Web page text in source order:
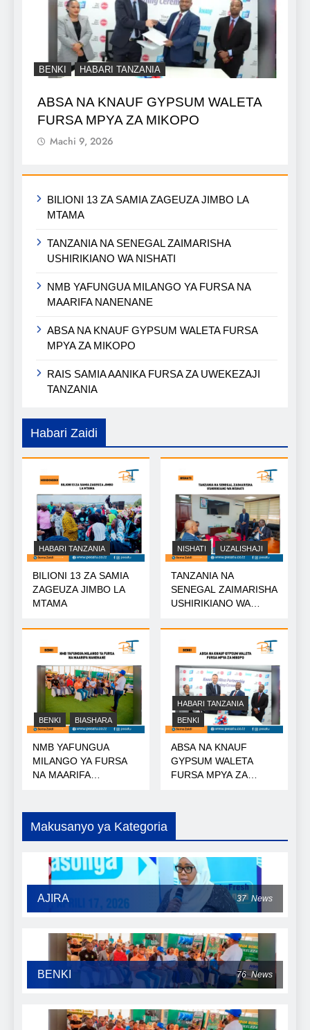
BENKI HABARI TANZANIA
ABSA NA KNAUF GYPSUM WALETA
FURSA MPYA ZA MIKOPO
Machi 9, 2026
BILIONI 13 ZA SAMIA ZAGEUZA JIMBO LA
MTAMA
TANZANIA NA SENEGAL ZAIMARISHA
USHIRIKIANO WA NISHATI
NMB YAFUNGUA MILANGO YA FURSA NA
MAARIFA NANENANE
ABSA NA KNAUF GYPSUM WALETA FURSA
MPYA ZA MIKOPO
RAIS SAMIA AANIKA FURSA ZA UWEKEZAJI
TANZANIA
Habari Zaidi
HABARI TANZANIA
BILIONI 13 ZA SAMIA
ZAGEUZA JIMBO LA
MTAMA
NISHATI UZALISHAJI
TANZANIA NA
SENEGAL ZAIMARISHA
USHIRIKIANO WA
BENKI BIASHARA
NMB YAFUNGUA
MILANGO YA FURSA
NA MAARIFA
HABARI TANZANIA
BENKI
ABSA NA KNAUF
GYPSUM WALETA
FURSA MPYA ZA
Makusanyo ya Kategoria
AJIRA 37 News
BENKI 76 News